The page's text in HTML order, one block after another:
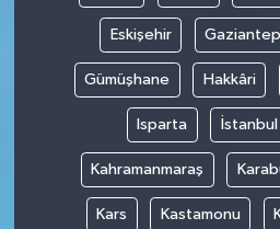
Eskişehir Gaziantep
Gümüşhane Hakkâri
Isparta İstanbul
Kahramanmaraş
Kars Kastamonu